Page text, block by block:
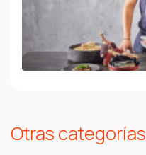
Otras categorías